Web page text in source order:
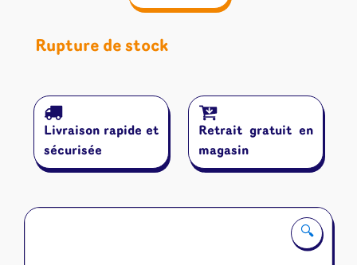
🔍
Rupture de stock
Livraison rapide et
sécurisée
Retrait gratuit en
magasin